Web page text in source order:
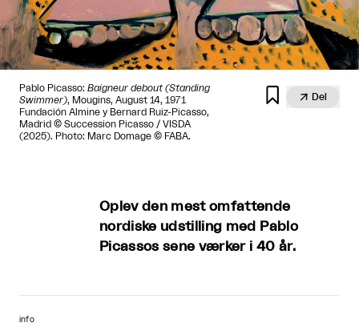
Pablo Picasso: Baigneur debout (Standing
Swimmer), Mougins, August 14, 1971
Fundación Almine y Bernard Ruiz-Picasso,
Madrid © Succession Picasso / VISDA
(2025). Photo: Marc Domage © FABA.
  Del
Oplev den mest omfattende
nordiske udstilling med Pablo
Picassos sene værker i 40 år.
info